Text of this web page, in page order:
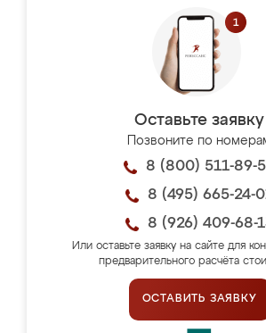
Оставьте заявку
Позвоните по
8 (800) 511-89-
8 (495) 665-24-
8 (926) 409-68-
Или оставьте заявку на сайте для
предварительного расчёта
ОСТАВИТЬ ЗАЯВКУ